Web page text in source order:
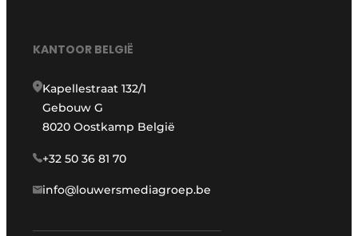
KANTOOR BELGIË
Kapellestraat 132/1
Gebouw G
8020 Oostkamp België
+32 50 36 81 70
info@louwersmediagroep.be